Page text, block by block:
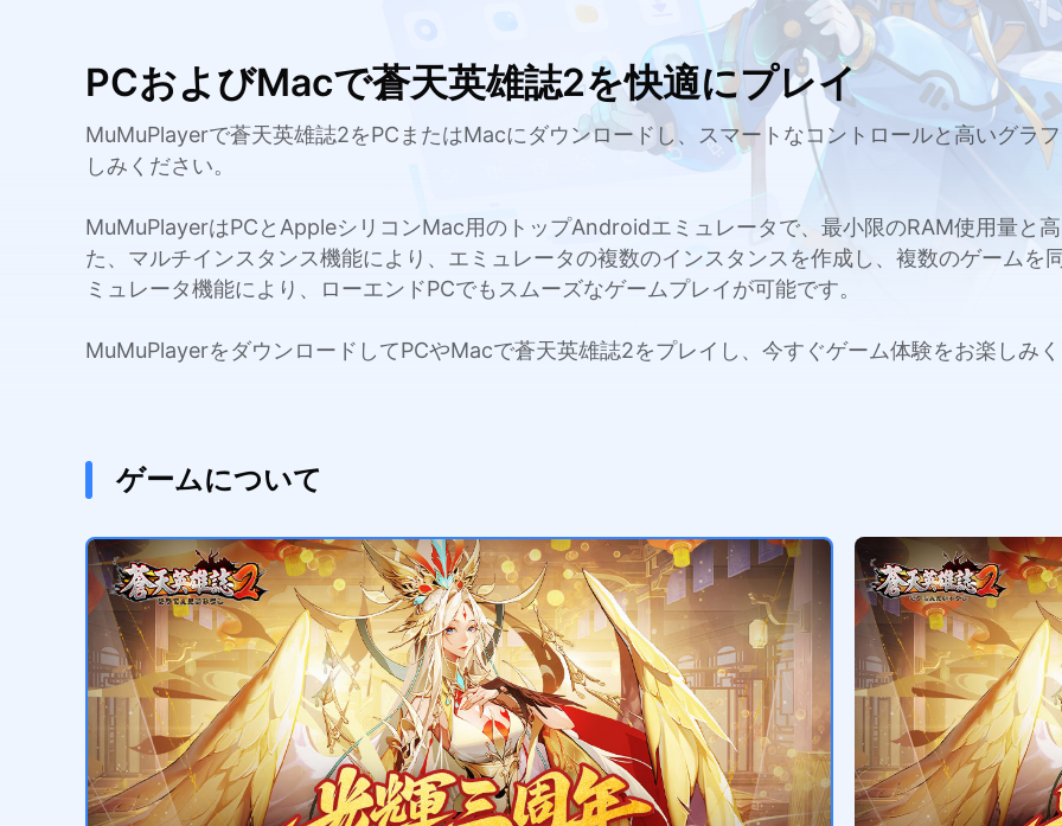
PCおよびMacで蒼天英雄誌2を快適にプレイ
MuMuPlayerで蒼天英雄誌2をPCまたはMacにダウンロードし、スマートなコントロールと高いグラ
しみください。
MuMuPlayerはPCとAppleシリコンMac用のトップAndroidエミュレータで、最小限のRAM使用量と
た、マルチインスタンス機能により、エミュレータの複数のインスタンスを作成し、複数のゲームを
ミュレータ機能により、ローエンドPCでもスムーズなゲームプレイが可能です。
MuMuPlayerをダウンロードしてPCやMacで蒼天英雄誌2をプレイし、今すぐゲーム体験をお楽しみ
ゲームについて